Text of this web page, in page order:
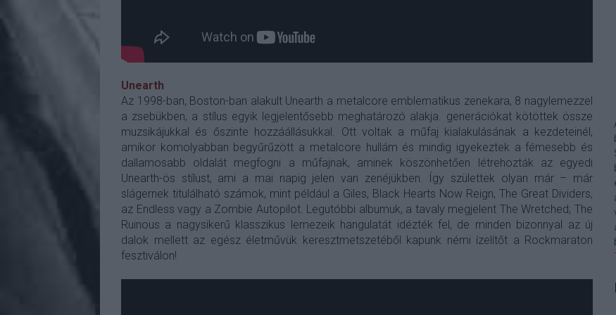
Unearth
Az 1998-ban, Boston-ban alakult Unearth a metalcore emblematikus zenekara, 8 nagylemezzel
a zsebükben, a stílus egyik legjelentősebb meghatározó alakja. generációkat kötöttek össze
muzsikájukkal és őszinte hozzáállásukkal. Ott voltak a műfaj kialakulásának a kezdeteinél,
amikor komolyabban begyűrűzött a metalcore hullám és mindig igyekeztek a fémesebb és
dallamosabb oldalát megfogni a műfajnak, aminek köszönhetően létrehozták az egyedi
Unearth-ös stílust, ami a mai napig jelen van zenéjükben. Így születtek olyan már – már
slágernek titulálható számok, mint például a Giles, Black Hearts Now Reign, The Great Dividers,
az Endless vagy a Zombie Autopilot. Legutóbbi albumuk, a tavaly megjelent The Wretched; The
Ruinous a nagysikerű klasszikus lemezeik hangulatát idézték fel, de minden bizonnyal az új
dalok mellett az egész életművük keresztmetszetéből kapunk némi ízelítőt a Rockmaraton
fesztiválon!